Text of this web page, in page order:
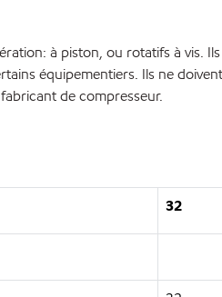
à piston, ou rotatifs à vis.
équipementiers. Ils ne
de compresseur.
32